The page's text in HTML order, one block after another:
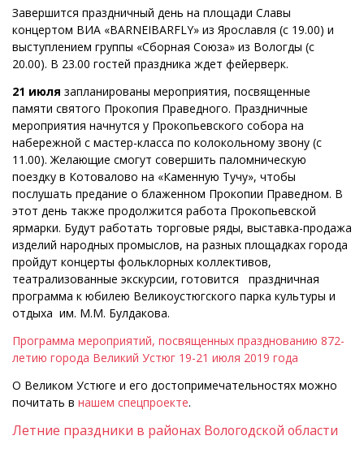
Завершится праздничный день на площади Славы
концертом ВИА «BARNEIBARFLY» из Ярославля (с 19.00) и
выступлением группы «Сборная Союза» из Вологды (с
20.00). В 23.00 гостей праздника ждет фейерверк.
21 июля запланированы мероприятия, посвященные
памяти святого Прокопия Праведного. Праздничные
мероприятия начнутся у Прокопьевского собора на
набережной с мастер-класса по колокольному звону (с
11.00). Желающие смогут совершить паломническую
поездку в Котовалово на «Каменную Тучу», чтобы
послушать предание о блаженном Прокопии Праведном. В
этот день также продолжится работа Прокопьевской
ярмарки. Будут работать торговые ряды, выставка-продажа
изделий народных промыслов, на разных площадках города
пройдут концерты фольклорных коллективов,
театрализованные экскурсии, готовится праздничная
программа к юбилею Великоустюгского парка культуры и
отдыха им. М.М. Булдакова.
Программа мероприятий, посвященных празднованию 872-
летию города Великий Устюг 19-21 июля 2019 года
О Великом Устюге и его достопримечательностях можно
почитать в нашем спецпроекте.
Летние праздники в районах Вологодской области